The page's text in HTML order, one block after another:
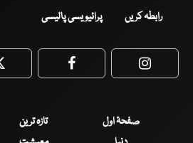
رابطہ کریں پرائیویسی پالیسی
Twitter Facebook
صفحۂ اول تازہ ترین